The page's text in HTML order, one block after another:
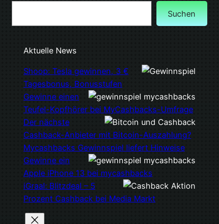
Suchen
Aktuelle News
Shoop: Tesla gewinnen, 3 €
Tagesbonus, Bonusstufen
Gewinne einen
Teufel-Kopfhörer bei MyCashbacks-Umfrage
Der nächste
Cashback-Anbieter mit Bitcoin-Auszahlung?
Mycashbacks Gewinnspiel liefert Hinweise
Gewinne ein
Apple iPhone 13 bei mycashbacks
iGraal: Blitzdeal – 5
Prozent Cashback bei Media Markt